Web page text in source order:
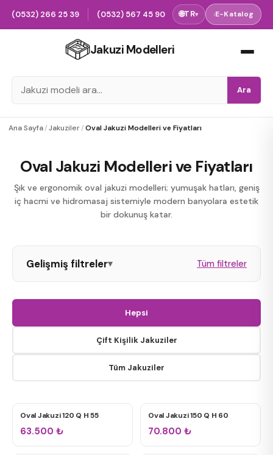
(0532) 266 25 39 (0532) 567 45 90 🌐TR▾ ›E-Katalog
Jakuzi Modelleri
Ara
Ana Sayfa/Jakuziler/Oval Jakuzi Modelleri ve Fiyatları
Oval Jakuzi Modelleri ve Fiyatları
Şık ve ergonomik oval jakuzi modelleri; yumuşak hatları, geniş
iç hacmi ve hidromasaj sistemiyle modern banyolara estetik
bir dokunuş katar.
Gelişmiş filtreler▾ Tüm filtreler
Oval Jakuzi
Dikdörtgen Jakuzi
Kare Jakuzi
Hepsi
Çift Kişilik Jakuziler
Tüm Jakuziler
TÜM JAKUZILER
Oval Jakuzi 120 Q H 55
63.500 ₺
ÇIFT KIŞILIK JAKUZILER
Oval Jakuzi 150 Q H 60
70.800 ₺